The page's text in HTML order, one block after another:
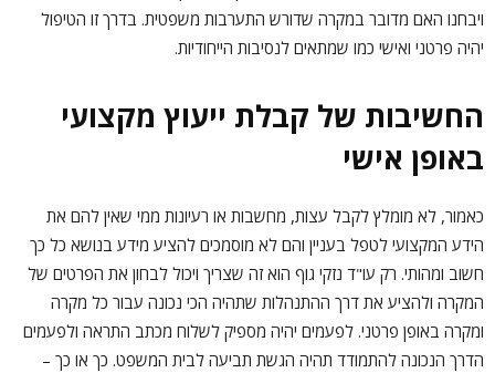
ויבחנו האם מדובר במקרה שדורש התערבות משפטית. בדרך זו הטיפול
יהיה פרטני ואישי כמו שמתאים לנסיבות הייחודיות.
החשיבות של קבלת ייעוץ מקצועי
באופן אישי
כאמור, לא מומלץ לקבל עצות, מחשבות או רעיונות ממי שאין להם את
הידע המקצועי לטפל בעניין והם לא מוסמכים להציע מידע בנושא כל כך
חשוב ומהותי. רק עו"ד נזקי גוף הוא זה שצריך ויכול לבחון את הפרטים של
המקרה ולהציע את דרך ההתנהלות שתהיה הכי נכונה עבור כל מקרה
ומקרה באופן פרטני. לפעמים יהיה מספיק לשלוח מכתב התראה ולפעמים
הדרך הנכונה להתמודד תהיה הגשת תביעה לבית המשפט. כך או כך –